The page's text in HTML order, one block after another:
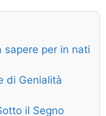
sapere per in nati
di Genialità
il Segno